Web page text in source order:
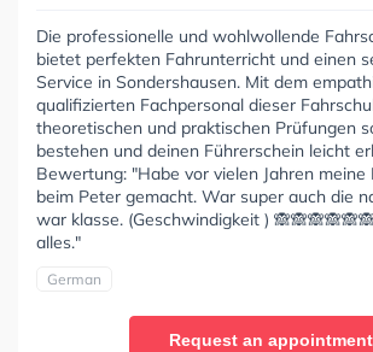
Die professionelle und wohlwollende
bietet perfekten Fahrunterricht und einen
Service in Sondershausen. Mit dem
qualifizierten Fachpersonal dieser
theoretischen und praktischen Prüfungen
bestehen und deinen Führerschein leicht
Bewertung: "Habe vor vielen Jahren meine
beim Peter gemacht. War super auch die
war klasse. (Geschwindigkeit )
alles."
German
Request an appointment